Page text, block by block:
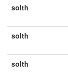
solth
solth
solth